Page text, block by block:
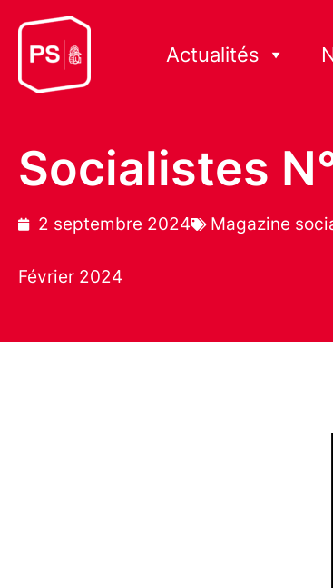
Actualités
Socialistes
2 septembre 2024 Magazine
Février 2024